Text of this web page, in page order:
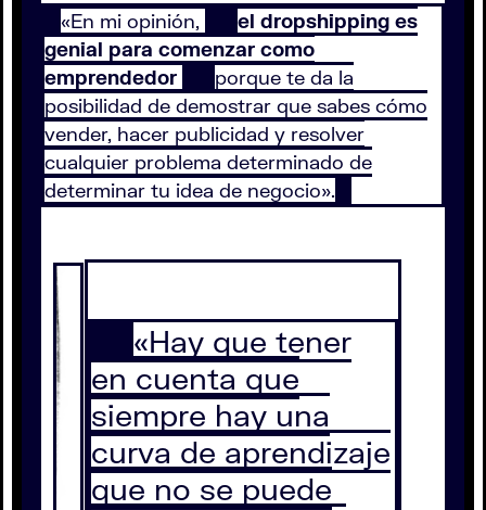
«En mi opinión,
el dropshipping es
genial para comenzar como
emprendedor
porque te da la
posibilidad de demostrar que sabes cómo
vender, hacer publicidad y resolver
cualquier problema determinado de
determinar tu idea de negocio».
«Hay que tener
en cuenta que
siempre hay una
curva de aprendizaje
que no se puede